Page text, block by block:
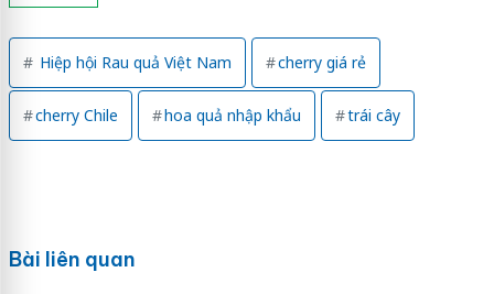
Hiệp hội Rau quả Việt Nam cherry giá rẻ
cherry Chile hoa quả nhập khẩu trái cây
Bài liên quan